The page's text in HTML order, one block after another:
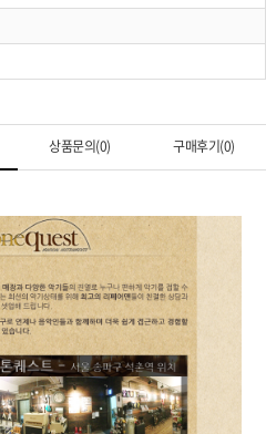
상품문의(0) 구매후기(0)